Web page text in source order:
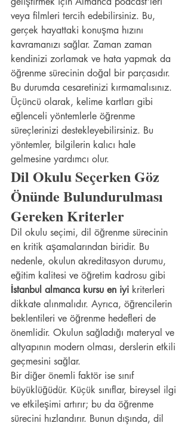
veya filmleri tercih edebilirsiniz. Bu,
gerçek hayattaki konuşma hızını
kavramanızı sağlar. Zaman zaman
kendinizi zorlamak ve hata yapmak da
öğrenme sürecinin doğal bir parçasıdır.
Bu durumda cesaretinizi kırmamalısınız.
Üçüncü olarak, kelime kartları gibi
eğlenceli yöntemlerle öğrenme
süreçlerinizi destekleyebilirsiniz. Bu
yöntemler, bilgilerin kalıcı hale
gelmesine yardımcı olur.
Dil Okulu Seçerken Göz
Önünde Bulundurulması
Gereken Kriterler
Dil okulu seçimi, dil öğrenme sürecinin
en kritik aşamalarından biridir. Bu
nedenle, okulun akreditasyon durumu,
eğitim kalitesi ve öğretim kadrosu gibi
İstanbul almanca kursu en iyi kriterleri
dikkate alınmalıdır. Ayrıca, öğrencilerin
beklentileri ve öğrenme hedefleri de
önemlidir. Okulun sağladığı materyal ve
altyapının modern olması, derslerin etkili
geçmesini sağlar.
Bir diğer önemli faktör ise sınıf
büyüklüğüdür. Küçük sınıflar, bireysel ilgi
ve etkileşimi artırır; bu da öğrenme
sürecini hızlandırır. Bunun dışında, dil